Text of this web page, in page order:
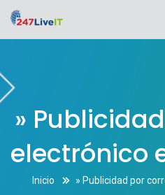
»
electrónico
Inicio » Publicidad por